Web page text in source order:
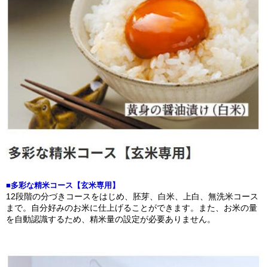
■多彩な精米コース【玄米専用】
12段階の分づきコースをはじめ、胚芽、白米、上白、無洗米コース
まで。自分好みのお米に仕上げることができます。また、お米の量
を自動認識するため、精米量の設定が必要ありません。